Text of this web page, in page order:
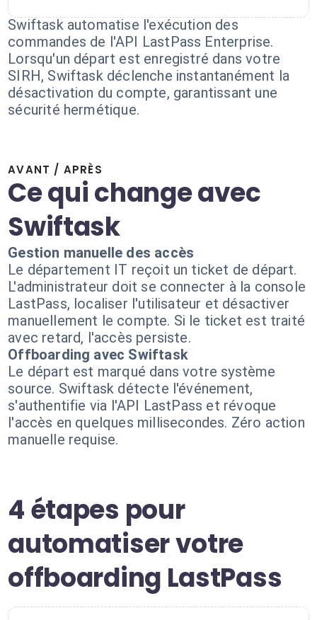
Swiftask automatise l'exécution des
commandes de l'API LastPass Enterprise.
Lorsqu'un départ est enregistré dans votre
SIRH, Swiftask déclenche instantanément la
désactivation du compte, garantissant une
sécurité hermétique.
AVANT / APRÈS
Ce qui change avec
Swiftask
Gestion manuelle des accès
Le département IT reçoit un ticket de départ.
L'administrateur doit se connecter à la console
LastPass, localiser l'utilisateur et désactiver
manuellement le compte. Si le ticket est traité
avec retard, l'accès persiste.
Offboarding avec Swiftask
Le départ est marqué dans votre système
source. Swiftask détecte l'événement,
s'authentifie via l'API LastPass et révoque
l'accès en quelques millisecondes. Zéro action
manuelle requise.
4 étapes pour
automatiser votre
offboarding LastPass